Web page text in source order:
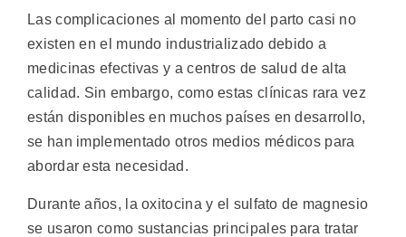
Las complicaciones al momento del parto casi no
existen en el mundo industrializado debido a
medicinas efectivas y a centros de salud de alta
calidad. Sin embargo, como estas clínicas rara vez
están disponibles en muchos países en desarrollo,
se han implementado otros medios médicos para
abordar esta necesidad.
Durante años, la oxitocina y el sulfato de magnesio
se usaron como sustancias principales para tratar